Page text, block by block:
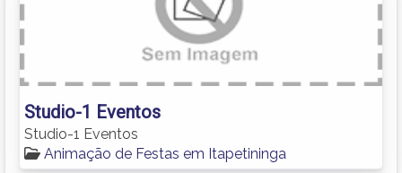
Studio-1 Eventos
Studio-1 Eventos
Animação de Festas em Itapetininga